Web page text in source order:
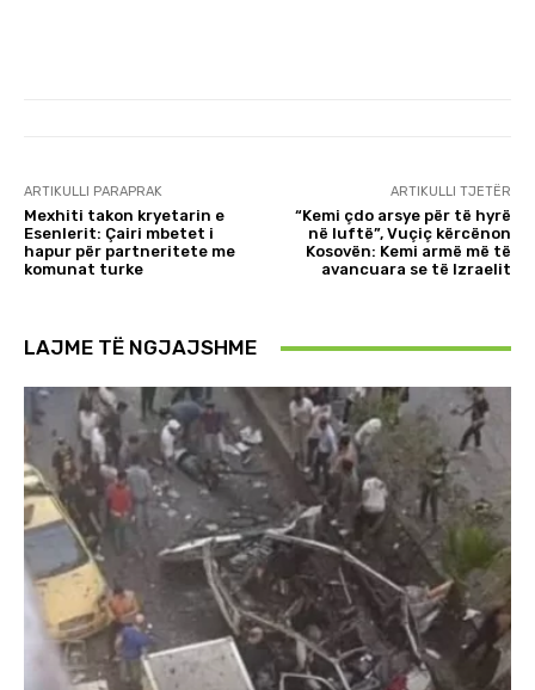
ARTIKULLI PARAPRAK
Mexhiti takon kryetarin e
Esenlerit: Çairi mbetet i
hapur për partneritete me
komunat turke
ARTIKULLI TJETËR
“Kemi çdo arsye për të hyrë
në luftë”, Vuçiç kërcënon
Kosovën: Kemi armë më të
avancuara se të Izraelit
LAJME TË NGJAJSHME